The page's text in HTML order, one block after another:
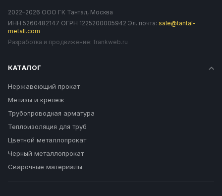
2022–2026 ООО ГК Тантал, Москва
ИНН 5260482147 ОГРН 1225200005942 Эл. почта: sale@tantal-
metall.com
Разработка и продвижение: frankweb.ru
КАТАЛОГ
Нержавеющий прокат
Метизы и крепеж
Трубопроводная арматура
Теплоизоляция для труб
Цветной металлопрокат
Черный металлопрокат
Сварочные материалы